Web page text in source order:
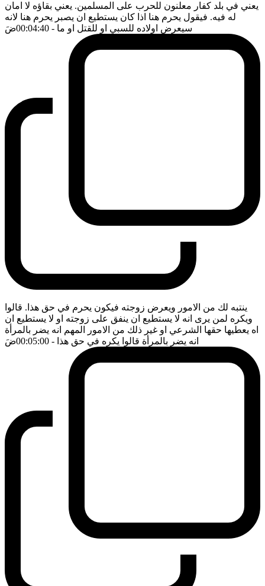
يعني في بلد كفار معلنون للحرب على المسلمين. يعني بقاؤه لا امان
له فيه. فيقول يحرم هنا اذا كان يستطيع ان يصبر يحرم هنا لانه
سيعرض اولاده للسبي او للقتل او ما - 00:04:40 ضَ
ينتبه لك من الامور ويعرض زوجته فيكون يحرم في حق هذا. قالوا
ويكره لمن يرى انه لا يستطيع ان ينفق على زوجته او لا يستطيع ان
اه يعطيها حقها الشرعي او غير ذلك من الامور المهم انه يضر بالمرأة
انه يضر بالمرأة قالوا يكره في حق هذا - 00:05:00 ضَ